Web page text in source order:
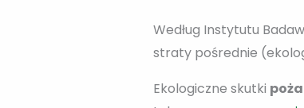
Według Instytutu
straty pośrednie
Ekologiczne skutki